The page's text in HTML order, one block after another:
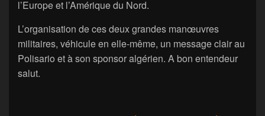
l’Europe et l’Amérique du Nord.
L’organisation de ces deux grandes manœuvres
militaires, véhicule en elle-même, un message clair au
Polisario et à son sponsor algérien. A bon entendeur
salut.